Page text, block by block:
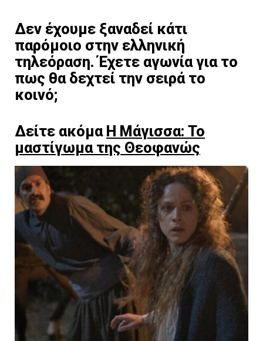
Δεν έχουμε ξαναδεί κάτι
παρόμοιο στην ελληνική
τηλεόραση. Έχετε αγωνία για το
πως θα δεχτεί την σειρά το
κοινό;
Δείτε ακόμα Η Μάγισσα: Το
μαστίγωμα της Θεοφανώς